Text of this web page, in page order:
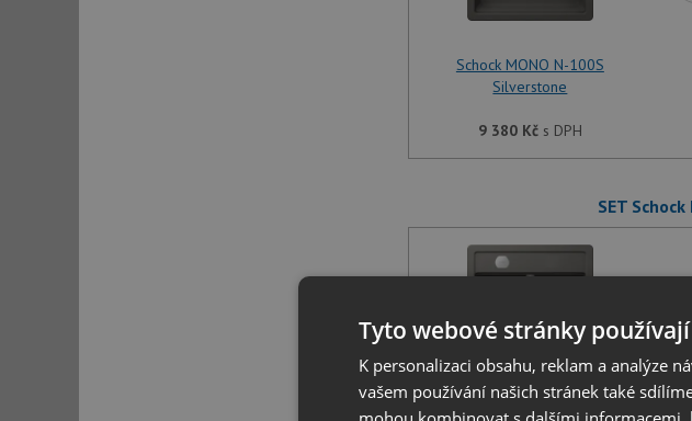
Schock MONO N-100S
Silverstone
9 380 Kčs DPH
SET
Tyto webové stránky
K personalizaci obsahu, reklam a analýze
vašem používání našich stránek také